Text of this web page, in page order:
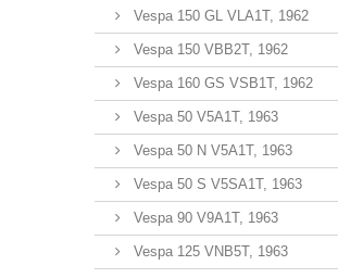
Vespa 150 GL VLA1T, 1962
Vespa 150 VBB2T, 1962
Vespa 160 GS VSB1T, 1962
Vespa 50 V5A1T, 1963
Vespa 50 N V5A1T, 1963
Vespa 50 S V5SA1T, 1963
Vespa 90 V9A1T, 1963
Vespa 125 VNB5T, 1963